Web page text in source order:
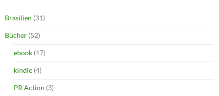
Brasilien (31)
Bücher (52)
ebook (17)
kindle (4)
PR Action (3)